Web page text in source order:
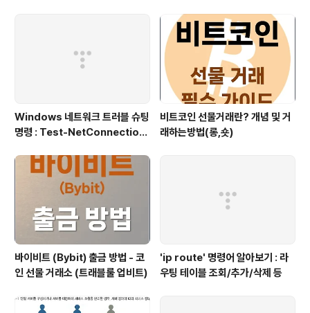
Windows 네트워크 트러블 슈팅
명령 : Test-NetConnection
비트코인 선물거래란? 개념 및 거
래하는방법(롱,숏)
바이비트 (Bybit) 출금 방법 - 코
인 선물 거래소 (트래블룰 업비트)
'ip route' 명령어 알아보기 : 라
우팅 테이블 조회/추가/삭제 등